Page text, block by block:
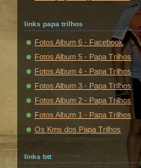
links papa trilhos
Fotos Album 6 - Facebook
Fotos Album 5 - Papa Trilhos
Fotos Album 4 - Papa Trilhos
Fotos Album 3 - Papa Trilhos
Fotos Album 2 - Papa Trilhos
Fotos Album 1 - Papa Trilhos
Os Kms dos Papa Trilhos
links btt